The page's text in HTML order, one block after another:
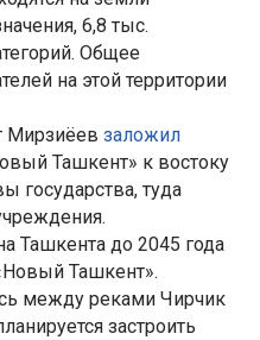
6,8 тыс.
Общее
на этой территории
Мирзиёевзаложил
Ташкент» к востоку
государства, туда
Ташкента до 2045 года
Ташкент».
между реками Чирчик
застроить